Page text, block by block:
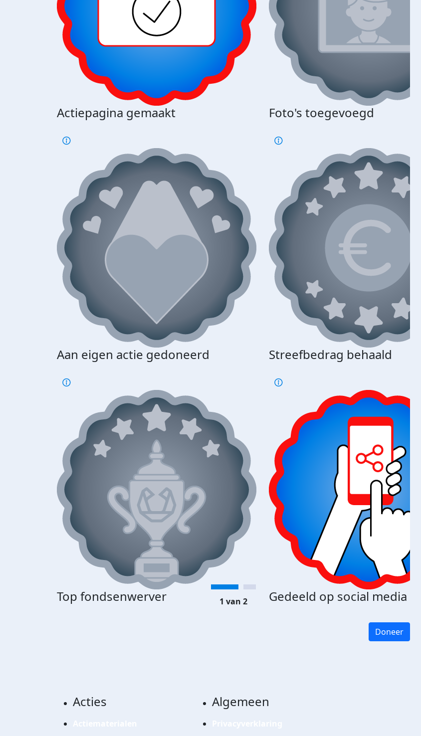
Actiepagina gemaakt Foto's toegevoegd
Aan eigen actie gedoneerd Streefbedrag behaald
Top fondsenwerver Gedeeld op social media
1 van 2
Doneer
Acties Algemeen